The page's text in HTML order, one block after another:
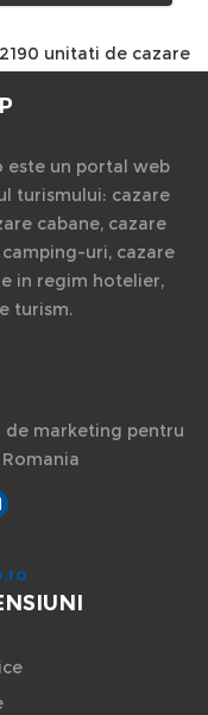
unitati de cazare
este un portal web
turismului: cazare
cabane, cazare
uri, cazare
in regim hotelier,
turism.
de marketing pentru